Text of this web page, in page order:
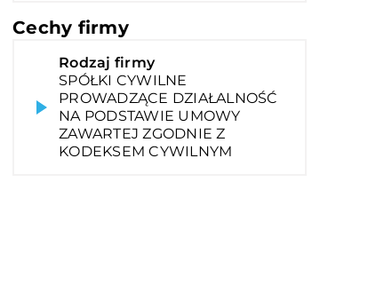
Cechy firmy
Rodzaj firmy
SPÓŁKI CYWILNE
PROWADZĄCE DZIAŁALNOŚĆ
NA PODSTAWIE UMOWY
ZAWARTEJ ZGODNIE Z
KODEKSEM CYWILNYM